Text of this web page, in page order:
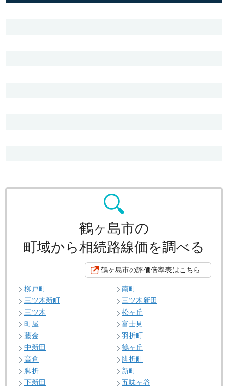
鶴ヶ島市の
町域から相続路線価を調べる
鶴ヶ島市の評価倍率表はこちら
柳戸町
南町
三ツ木新町
三ツ木新田
三ツ木
松ヶ丘
町屋
富士見
藤金
羽折町
中新田
鶴ヶ丘
高倉
脚折町
脚折
新町
下新田
五味ヶ谷